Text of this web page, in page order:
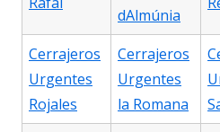
dAlmúnia
Cerrajeros
Urgentes
Rojales
Cerrajeros
Urgentes
la Romana